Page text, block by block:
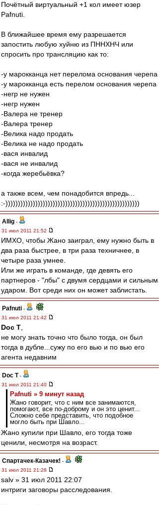
Почётный виртуальный +1 кол имеет юзер
Pafnuti.
В ближайшее время ему разрешается
запостить любую хуйню из ПННХНЧ или
спросить про трансляцию как то:
-у марокканца нет перелома основания черепа
-у марокканца есть перелом основания черепа
-негр не нужен
-негр нужен
-Валера не тренер
-Валера тренер
-Велика надо продать
-Велика не надо продать
-вася инвалид
-вася не инвалид
-когда жеребьёвка?
а также всем, чем понадобится впредь...
:-))))))))))))))))))))))))))))))))))))))))))))))))))))))
Allig -
31 июл 2011 21:52
ИМХО, чтобы Жано заиграл, ему нужно быть в
два раза быстрее, в три раза техничнее, в
четыре раза умнее.
Или же играть в команде, где девять его
партнеров - "лбы" с двумя сердцами и сильным
ударом. Вот среди них он может заблистать.
Pafnuti -
31 июл 2011 21:42
Doc T
не могу знать точно что было тогда, он был
тогда в дубле...сужу по его вью и по вью его
агента недавним
Doc T -
31 июл 2011 21:40
Pafnuti » 9 минут назад
Жано говорит, что с ним все занимаются,
помогают, все по-доброму и он это ценит...
Сложно себе представить, что подобное
могло быть при Шавло...
Жано купили при Шавло, его тогда тоже
ценили, несмотря на возраст.
Спартачек-Казачек! -
31 июл 2011 21:28
salv » 31 июл 2011 22:07
интриги заговоры расследования.